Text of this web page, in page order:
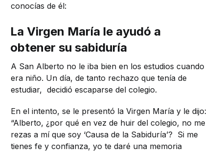
conocías de él:
La Virgen María le ayudó a
obtener su sabiduría
A San Alberto no le iba bien en los estudios cuando
era niño. Un día, de tanto rechazo que tenía de
estudiar, decidió escaparse del colegio.
En el intento, se le presentó la Virgen María y le dijo:
“Alberto, ¿por qué en vez de huir del colegio, no me
rezas a mí que soy ‘Causa de la Sabiduría’? Si me
tienes fe y confianza, yo te daré una memoria